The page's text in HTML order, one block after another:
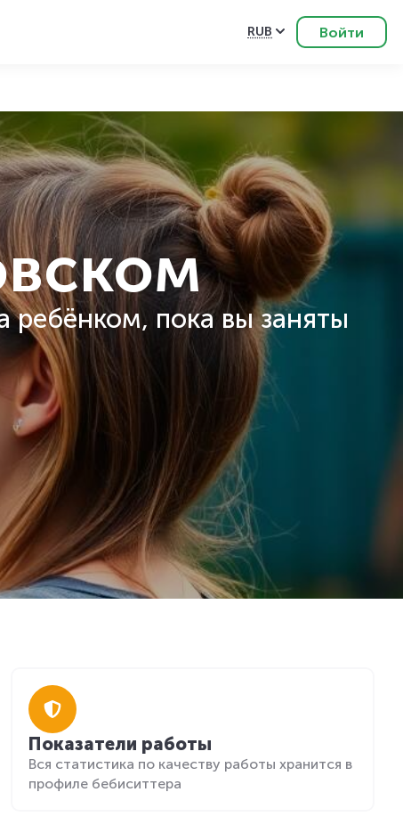
RUB Войти
ребёнком, пока вы заняты
Показатели работы
Вся статистика по качеству работы хранится в
профиле бебиситтера